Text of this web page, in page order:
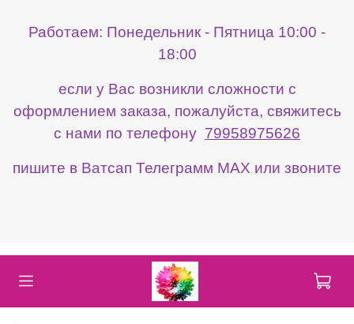
Работаем: Понедельник - Пятница 10:00 -
18:00
если у Вас возникли сложности с
оформлением заказа, пожалуйста, свяжитесь
с нами по телефону 79958975626
пишите в Ватсап Телеграмм МАХ или звоните